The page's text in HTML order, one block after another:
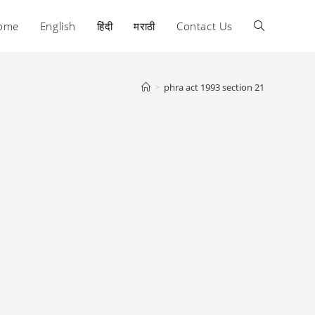
English हिंदी मराठी Contact Us Toggle
> phra act 1993 section 21